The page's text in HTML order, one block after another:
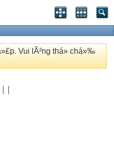
Vui lÃ²ng thá»­ chá»‰